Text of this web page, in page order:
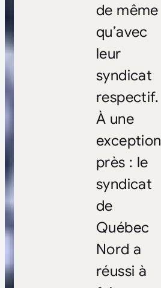
de même
qu’avec
leur
syndicat
respectif.
À une
exception
près : le
syndicat
de
Québec
Nord a
réussi à